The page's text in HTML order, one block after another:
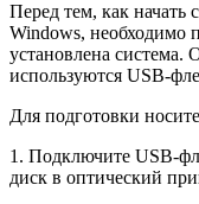
Перед тем, как начать
Windows, необходимо
установлена система.
используются USB-
Для подготовки
1. Подключите USB-
диск в оптический